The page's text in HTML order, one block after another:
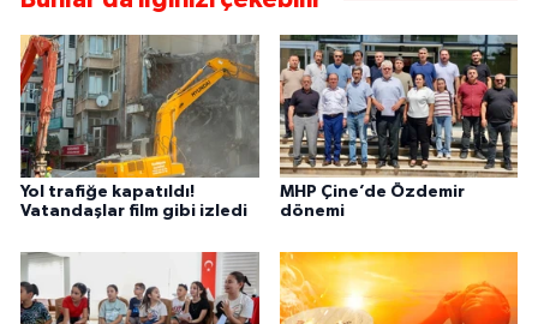
Yol trafiğe kapatıldı!
Vatandaşlar film gibi izledi
MHP Çine’de Özdemir
dönemi